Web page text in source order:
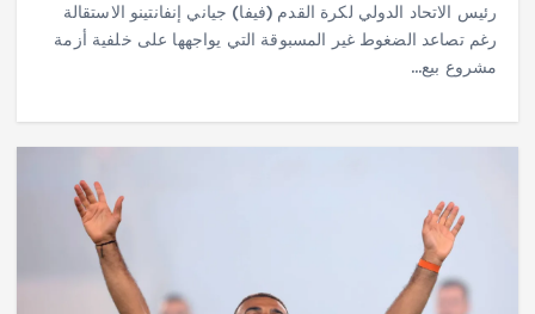
رئيس الاتحاد الدولي لكرة القدم (فيفا) جياني إنفانتينو الاستقالة
رغم تصاعد الضغوط غير المسبوقة التي يواجهها على خلفية أزمة
مشروع بيع…